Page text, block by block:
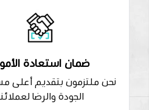
ضمان استعادة
نحن ملتزمون بتقديم أعلى
الجودة والرضا